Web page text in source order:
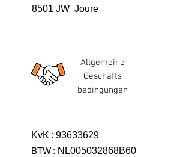
8501 JW Joure
Allgemeine
Geschäfts
bedingungen
KvK : 93633629
BTW : NL005032868B60